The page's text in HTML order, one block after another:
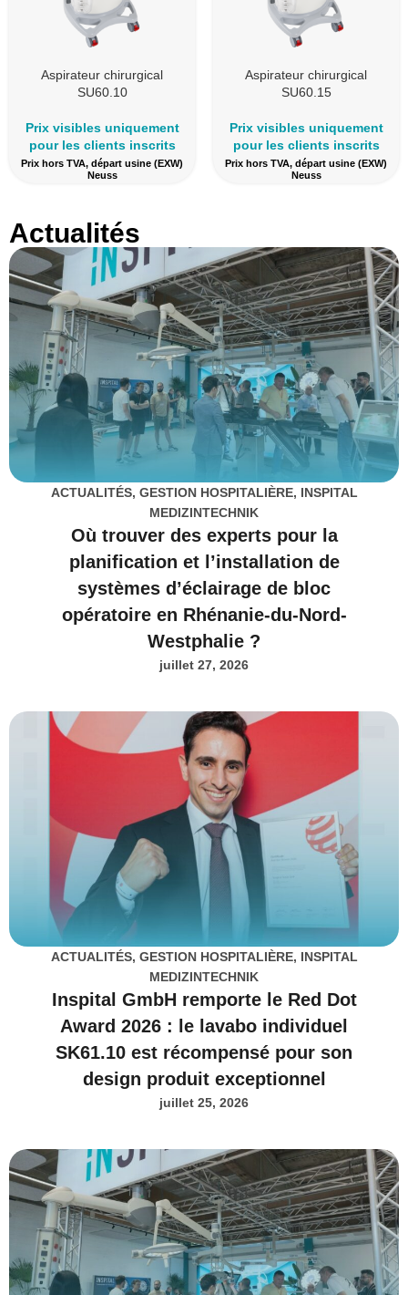
Aspirateur chirurgical
SU60.10
Prix visibles uniquement
pour les clients inscrits
Prix hors TVA, départ usine (EXW)
Neuss
Aspirateur chirurgical
SU60.15
Prix visibles uniquement
pour les clients inscrits
Prix hors TVA, départ usine (EXW)
Neuss
Actualités
ACTUALITÉS, GESTION HOSPITALIÈRE, INSPITAL
MEDIZINTECHNIK
Où trouver des experts pour la
planification et l’installation de
systèmes d’éclairage de bloc
opératoire en Rhénanie-du-Nord-
Westphalie ?
juillet 27, 2026
ACTUALITÉS, GESTION HOSPITALIÈRE, INSPITAL
MEDIZINTECHNIK
Inspital GmbH remporte le Red Dot
Award 2026 : le lavabo individuel
SK61.10 est récompensé pour son
design produit exceptionnel
juillet 25, 2026